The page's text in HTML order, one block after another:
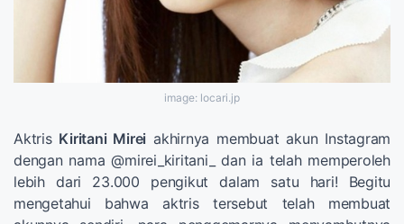
image: locari.jp
Aktris Kiritani Mirei akhirnya membuat akun Instagram
dengan nama @mirei_kiritani_ dan ia telah memperoleh
lebih dari 23.000 pengikut dalam satu hari! Begitu
mengetahui bahwa aktris tersebut telah membuat